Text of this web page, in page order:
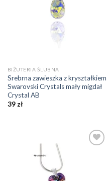
BIŻUTERIA ŚLUBNA
Srebrna zawieszka z kryształkiem
Swarovski Crystals mały migdał
Crystal AB
39 zł